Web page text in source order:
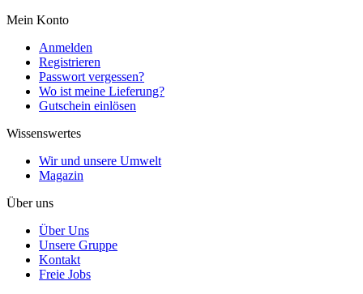
Mein Konto
Anmelden
Registrieren
Passwort vergessen?
Wo ist meine Lieferung?
Gutschein einlösen
Wissenswertes
Wir und unsere Umwelt
Magazin
Über uns
Über Uns
Unsere Gruppe
Kontakt
Freie Jobs